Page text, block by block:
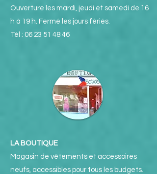
Ouverture les mardi, jeudi et samedi de 16
h à 19 h. Fermé les jours fériés.
Tél : 06 23 51 48 46
LA BOUTIQUE
Magasin de vêtements et accessoires
neufs, accessibles pour tous les budgets.